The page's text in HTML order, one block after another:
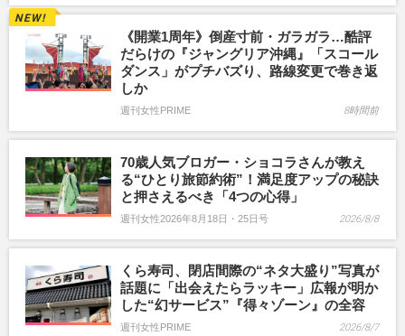
《開業1周年》倒産寸前・ガラガラ…酷評
だらけの『ジャングリア沖縄』「スコール
ダンス」がプチバズり、路線変更で巻き返
しか
週刊女性PRIME 8時間前
70歳人気ブロガー・ショコラさんが教え
る“ひとり旅節約術”！満足度アップの秘訣
と押さえるべき「4つの心得」
週刊女性2026年8月18日・25日号 2026/8/8
くら寿司、閉店間際の“ネタ大盛り”写真が
話題に「出会えたらラッキー」広報が明か
した“幻サービス”『得々ゾーン』の全容
週刊女性PRIME 2026/8/7